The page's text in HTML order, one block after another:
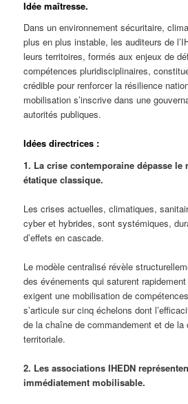
Idée maîtresse.
Dans un environnement sécuritaire,
plus en plus instable, les auditeurs de
leurs territoires, formés aux enjeux de
compétences pluridisciplinaires,
crédible pour renforcer la résilience
mobilisation s’inscrive dans une
autorités publiques.
Idées directrices :
1. La crise contemporaine dépasse le
étatique classique.
Les crises actuelles, climatiques,
cyber et hybrides, sont systémiques,
d’effets en cascade.
Le modèle centralisé révèle
des événements qui saturent
exigent une mobilisation de
s’articule sur cinq échelons dont
de la chaîne de commandement et de la
territoriale.
2. Les associations IHEDN
immédiatement mobilisable.